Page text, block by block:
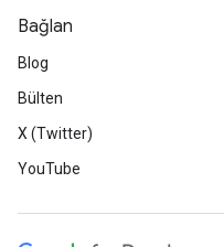
Bağlan
Blog
Bülten
X (Twitter)
YouTube